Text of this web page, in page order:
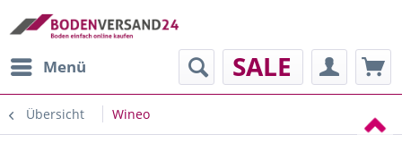
Menü SALE
Übersicht Wineo